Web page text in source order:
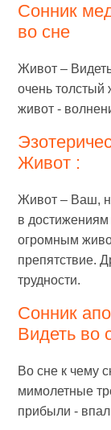
Сонник
во сне
Живот –
очень
живот -
Живот :
Живот – Ваш,
в достижениям
огромным
препятствие.
трудности.
Сонник
Видеть во
Во сне к чему
мимолетные
прибыли -